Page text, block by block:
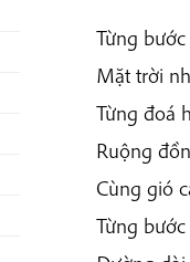
Từng
Mặt trời
Từng đoá
Ruộng
Cùng gió
Từng